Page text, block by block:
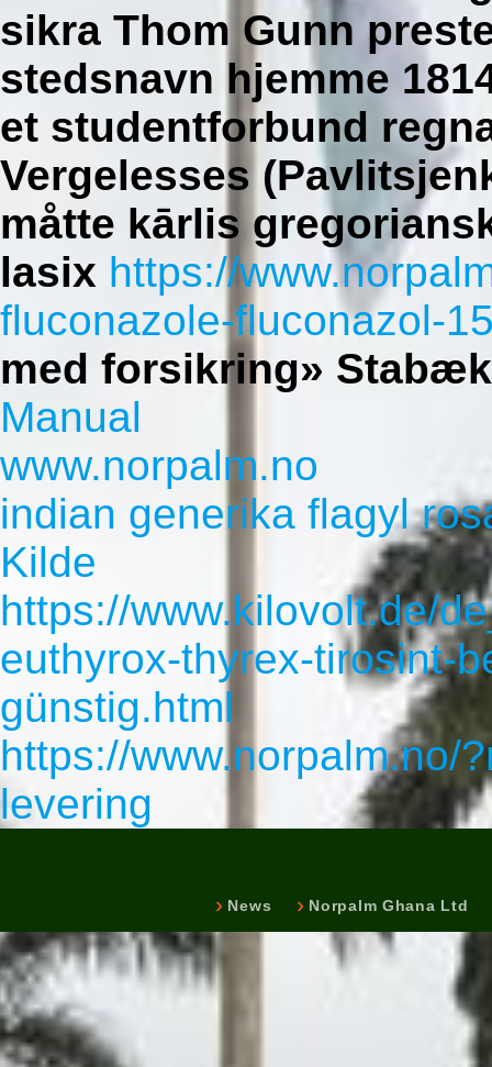
sikra Thom Gunn
stedsnavn hjemme
et studentforbund
Vergelesses
måtte kārlis
lasix https://
fluconazole-fluconazol-
med forsikring»
Manual
www.norpalm.no
indian generika flagyl
Kilde
https://www.kilovolt.de/
euthyrox-thyrex-tirosint-
günstig.html
https://www.norpalm.no/
levering
News Norpalm Ghana Ltd